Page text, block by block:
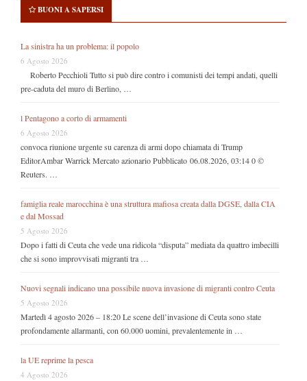
BUONI A SAPERSI
La sinistra ha un problema: il popolo
6 Agosto 2026
Roberto Pecchioli Tutto si può dire contro i comunisti dei tempi andati, quelli
pre-caduta del muro di Berlino, …
l Pentagono a corto di armamenti
6 Agosto 2026
convoca riunione urgente su carenza di armi dopo chiamata di Trump
EditorAmbar Warrick Mercato azionario Pubblicato 06.08.2026, 03:14 0 ©
Reuters. …
famiglia reale marocchina è una struttura mafiosa creata dalla DGSE, dalla CIA
e dal Mossad
5 Agosto 2026
Dopo i fatti di Ceuta che vede una ridicola “disputa” mediata da quattro imbecilli
che si sono improvvisati migranti tra …
Nuovi segnali indicano una possibile nuova invasione di migranti contro Ceuta
5 Agosto 2026
Martedì 4 agosto 2026 – 18:20 Le scene dell’invasione di Ceuta sono state
profondamente allarmanti, con 60.000 uomini, prevalentemente in …
la UE reprime la pesca
4 Agosto 2026